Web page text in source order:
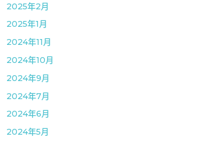
2025年2月
2025年1月
2024年11月
2024年10月
2024年9月
2024年7月
2024年6月
2024年5月